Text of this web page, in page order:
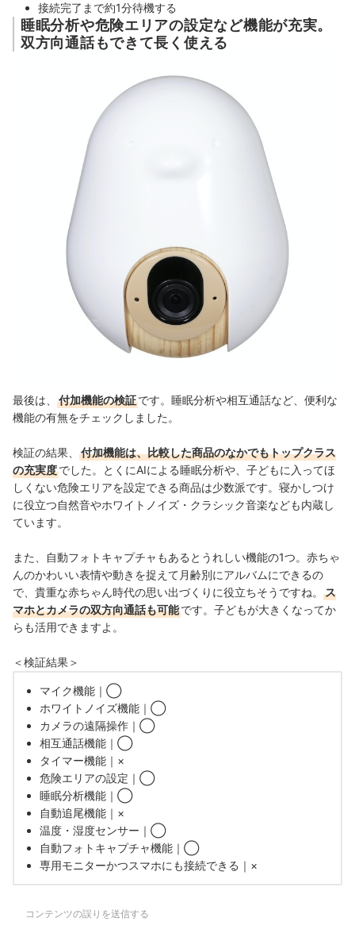
接続完了まで約1分待機する
睡眠分析や危険エリアの設定など機能が充実。
双方向通話もできて長く使える
最後は、 付加機能の検証です。 睡眠分析や相互通話など、 便利な
機能の有無をチェック しました。
検証の結果、
付加機能は、比較した商品のなかでもトップクラス
の充実度でした。とくにAIによる睡眠分析や、子どもに入ってほ
しくない危険エリアを設定できる商品は少数派です。寝かしつけ
に役立つ自然音やホワイトノイズ・クラシック音楽なども内蔵し
ています。
また、自動フォトキャプチャもあるとうれしい機能の1つ。赤ちゃ
んのかわいい表情や動きを捉えて月齢別にアルバムにできるの
で、貴重な赤ちゃん時代の思い出づくりに役立ちそうですね。
ス
マホとカメラの双方向通話も可能です。子どもが大きくなってか
らも活用できますよ。
＜検証結果＞
マイク機能｜◯
ホワイトノイズ機能｜◯
カメラの遠隔操作｜◯
相互通話機能｜◯
タイマー機能｜×
危険エリアの設定｜◯
睡眠分析機能｜◯
自動追尾機能｜×
温度・湿度センサー｜◯
自動フォトキャプチャ機能｜◯
専用モニターかつスマホにも接続できる｜×
コンテンツの誤りを送信する